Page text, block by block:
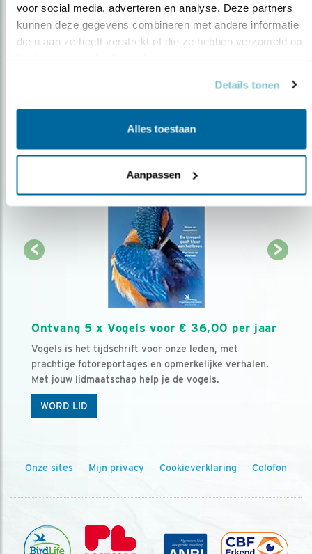
voor social media, adverteren en analyse. Deze partners
kunnen deze gegevens combineren met andere informatie
die u aan ze heeft verstrekt of die ze hebben verzameld op
Details tonen
Alles toestaan
Aanpassen
over vogels en activiteiten van Vogelbescherming.
AANMELDEN VOGELNIEUWS
Ontvang 5 x Vogels voor € 36,00 per jaar
Vogels is het tijdschrift voor onze leden, met
prachtige fotoreportages en opmerkelijke verhalen.
Met jouw lidmaatschap help je de vogels.
WORD LID
Onze sites Mijn privacy Cookieverklaring Colofon